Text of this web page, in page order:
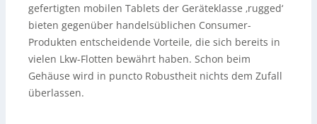
gefertigten mobilen Tablets der Geräteklasse ‚rugged‘
bieten gegenüber handelsüblichen Consumer-
Produkten entscheidende Vorteile, die sich bereits in
vielen Lkw-Flotten bewährt haben. Schon beim
Gehäuse wird in puncto Robustheit nichts dem Zufall
überlassen.